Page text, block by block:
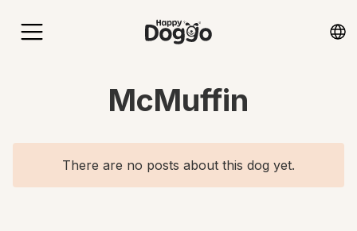
McMuffin
There are no posts about this dog yet.